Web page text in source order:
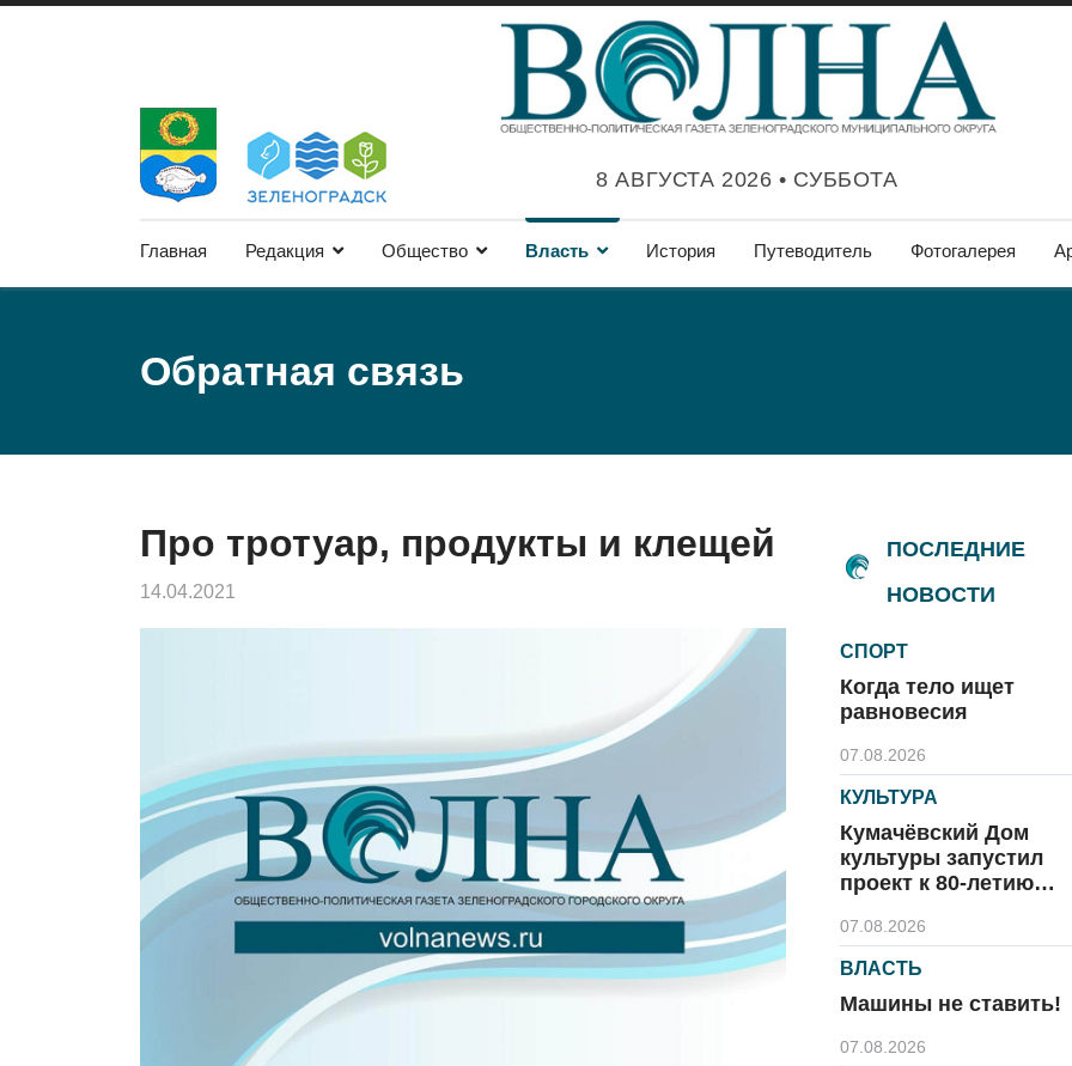
8 АВГУСТА 2026 • СУББОТА
Главная Редакция Общество Власть История Путеводитель Фотогалерея
Обратная связь
Про тротуар, продукты и клещей
14.04.2021
ПОСЛЕДНИЕ
НОВОСТИ
СПОРТ
Когда тело ищет
равновесия
07.08.2026
КУЛЬТУРА
Кумачёвский Дом
культуры запустил
проект к 80-летию
07.08.2026
ВЛАСТЬ
Машины не ставить!
07.08.2026